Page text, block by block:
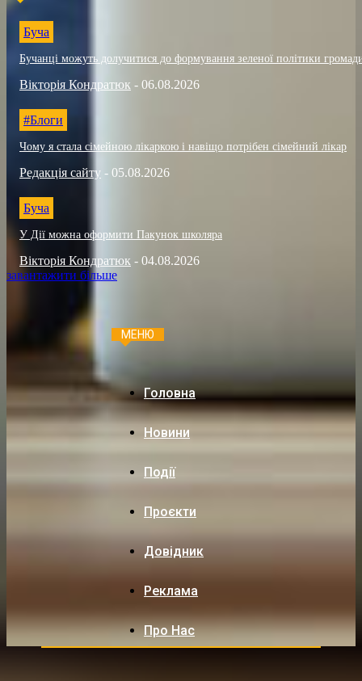
Буча
Бучанці можуть долучитися до формування зеленої політики
Вікторія Кондратюк - 06.08.2026
#Блоги
Чому я стала сімейною лікаркою і навіщо потрібен сімейний лікар
Редакція сайту - 05.08.2026
Буча
У Дії можна оформити Пакунок школяра
Вікторія Кондратюк - 04.08.2026
завантажити більше
МЕНЮ
Головна
Новини
Події
Проєкти
Довідник
Реклама
Про Нас